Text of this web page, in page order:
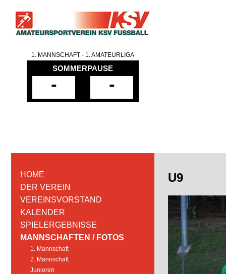
1. MANNSCHAFT - 1. AMATEURLIGA
SOMMERPAUSE
- -
HOME
DER VEREIN
VEREINSVORSTAND
KALENDER
SPIELERGEBNISSE
MANNSCHAFTEN / FOTOS
1. Mannschaft
2. Mannschaft
Junioren
U9